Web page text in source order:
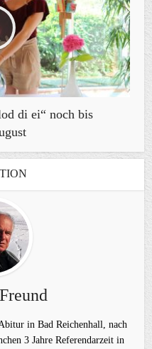
di ei“ noch bis
in Bad Reichenhall, nach
3 Jahre Referendarzeit in